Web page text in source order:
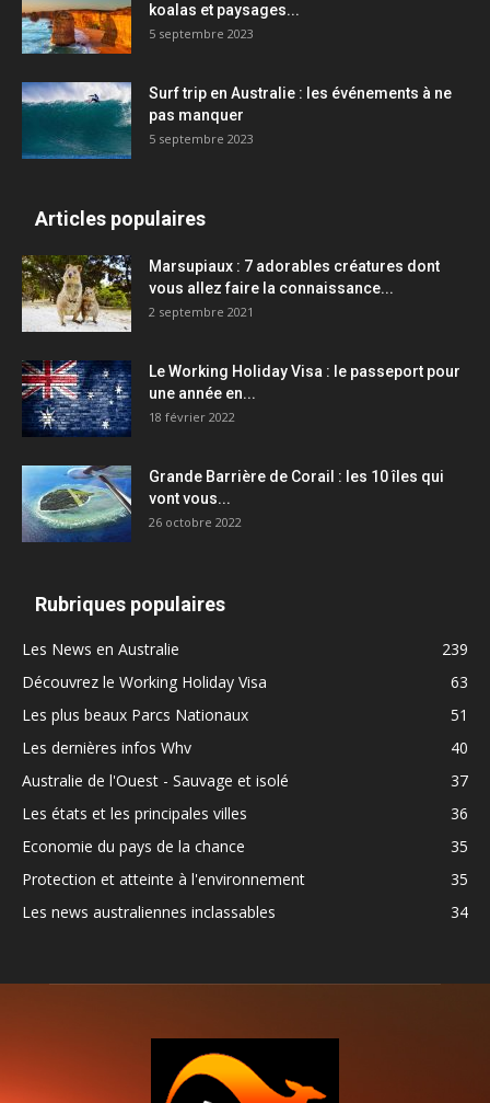
koalas et paysages...
5 septembre 2023
Surf trip en Australie : les événements à ne
pas manquer
5 septembre 2023
Articles populaires
Marsupiaux : 7 adorables créatures dont
vous allez faire la connaissance...
2 septembre 2021
Le Working Holiday Visa : le passeport pour
une année en...
18 février 2022
Grande Barrière de Corail : les 10 îles qui
vont vous...
26 octobre 2022
Rubriques populaires
Les News en Australie
239
Découvrez le Working Holiday Visa
63
Les plus beaux Parcs Nationaux
51
Les dernières infos Whv
40
Australie de l'Ouest - Sauvage et isolé
37
Les états et les principales villes
36
Economie du pays de la chance
35
Protection et atteinte à l'environnement
35
Les news australiennes inclassables
34